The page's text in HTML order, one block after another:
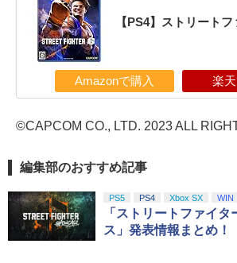
【PS4】ストリート
Amazonで購入 楽
©CAPCOM CO., LTD. 2023 ALL
編集部のおすすめ記事
PS5 PS4 Xbox SX WIN
「ストリートファイ
ス」発表情報まとめ！